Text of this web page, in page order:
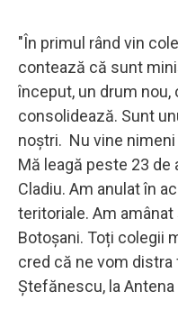
"În primul rând vin
contează că sunt
început, un drum nou,
consolidează. Sunt
noștri. Nu vine
Mă leagă peste 23 de
Cladiu. Am anulat în
teritoriale. Am
Botoșani. Toți colegii
cred că ne vom distra
Ştefănescu, la Antena